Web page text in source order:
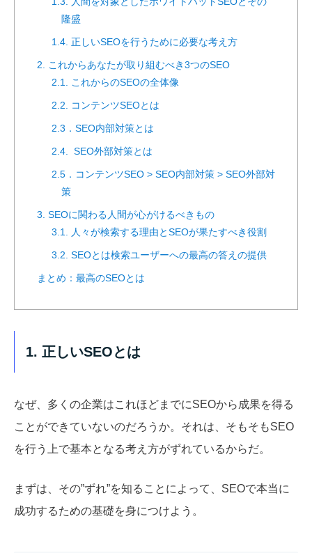
隆盛
1.4. 正しいSEOを行うために必要な考え方
2. これからあなたが取り組むべき3つのSEO
2.1. これからのSEOの全体像
2.2. コンテンツSEOとは
2.3．SEO内部対策とは
2.4. SEO外部対策とは
2.5．コンテンツSEO > SEO内部対策 > SEO外部対
策
3. SEOに関わる人間が心がけるべきもの
3.1. 人々が検索する理由とSEOが果たすべき役割
3.2. SEOとは検索ユーザーへの最高の答えの提供
まとめ：最高のSEOとは
1. 正しいSEOとは
なぜ、多くの企業はこれほどまでにSEOから成果を得る
ことができていないのだろうか。それは、そもそもSEO
を行う上で基本となる考え方がずれているからだ。
まずは、その”ずれ”を知ることによって、SEOで本当に
成功するための基礎を身につけよう。